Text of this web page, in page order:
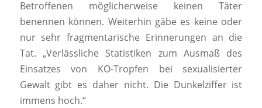
Betroffenen möglicherweise keinen Täter
benennen können. Weiterhin gäbe es keine oder
nur sehr fragmentarische Erinnerungen an die
Tat. „Verlässliche Statistiken zum Ausmaß des
Einsatzes von KO-Tropfen bei sexualisierter
Gewalt gibt es daher nicht. Die Dunkelziffer ist
immens hoch.“